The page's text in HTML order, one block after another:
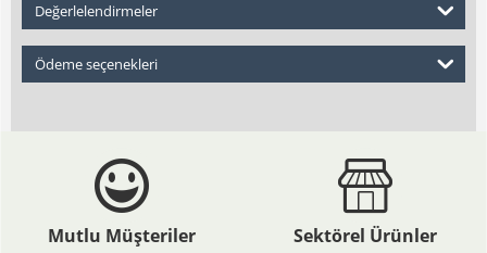
Değerlelendirmeler
Ödeme seçenekleri
Mutlu Müşteriler Sektörel Ürünler